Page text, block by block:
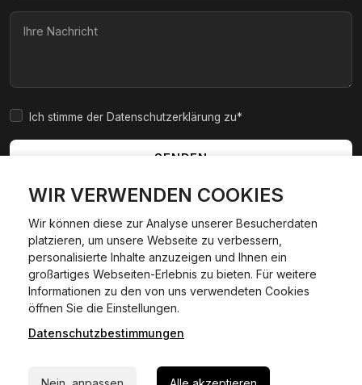
WIR VERWENDEN COOKIES
Wir können diese zur Analyse unserer Besucherdaten
platzieren, um unsere Webseite zu verbessern,
personalisierte Inhalte anzuzeigen und Ihnen ein
großartiges Webseiten-Erlebnis zu bieten. Für weitere
Informationen zu den von uns verwendeten Cookies
öffnen Sie die Einstellungen.
Datenschutzbestimmungen
Ich stimme der Datenschutzerklärung zu*
SENDEN
Widerrufsbelehrung AGB Impressum Datenschutzerklärung
Cookie Policy
©2026 Kfzexpresszulassung L&D GmbH. Alle Rechte
staatliche Behörde.